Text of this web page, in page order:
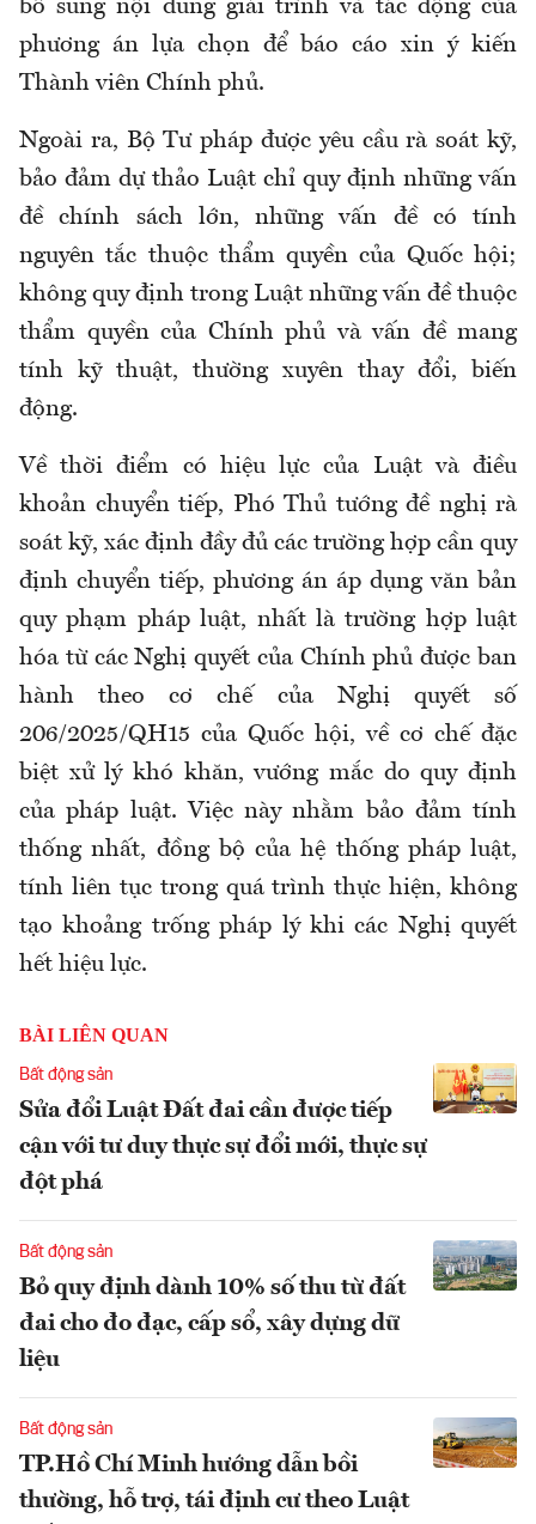
bổ sung nội dung giải trình và tác động của
phương án lựa chọn để báo cáo xin ý kiến
Thành viên Chính phủ.
Ngoài ra, Bộ Tư pháp được yêu cầu rà soát kỹ,
bảo đảm dự thảo Luật chỉ quy định những vấn
đề chính sách lớn, những vấn đề có tính
nguyên tắc thuộc thẩm quyền của Quốc hội;
không quy định trong Luật những vấn đề thuộc
thẩm quyền của Chính phủ và vấn đề mang
tính kỹ thuật, thường xuyên thay đổi, biến
động.
Về thời điểm có hiệu lực của Luật và điều
khoản chuyển tiếp, Phó Thủ tướng đề nghị rà
soát kỹ, xác định đầy đủ các trường hợp cần quy
định chuyển tiếp, phương án áp dụng văn bản
quy phạm pháp luật, nhất là trường hợp luật
hóa từ các Nghị quyết của Chính phủ được ban
hành theo cơ chế của Nghị quyết số
206/2025/QH15 của Quốc hội, về cơ chế đặc
biệt xử lý khó khăn, vướng mắc do quy định
của pháp luật. Việc này nhằm bảo đảm tính
thống nhất, đồng bộ của hệ thống pháp luật,
tính liên tục trong quá trình thực hiện, không
tạo khoảng trống pháp lý khi các Nghị quyết
hết hiệu lực.
BÀI LIÊN QUAN
Bất động sản
Sửa đổi Luật Đất đai cần được tiếp
cận với tư duy thực sự đổi mới, thực sự
đột phá
Bất động sản
Bỏ quy định dành 10% số thu từ đất
đai cho đo đạc, cấp sổ, xây dựng dữ
liệu
Bất động sản
TP.Hồ Chí Minh hướng dẫn bồi
thường, hỗ trợ, tái định cư theo Luật